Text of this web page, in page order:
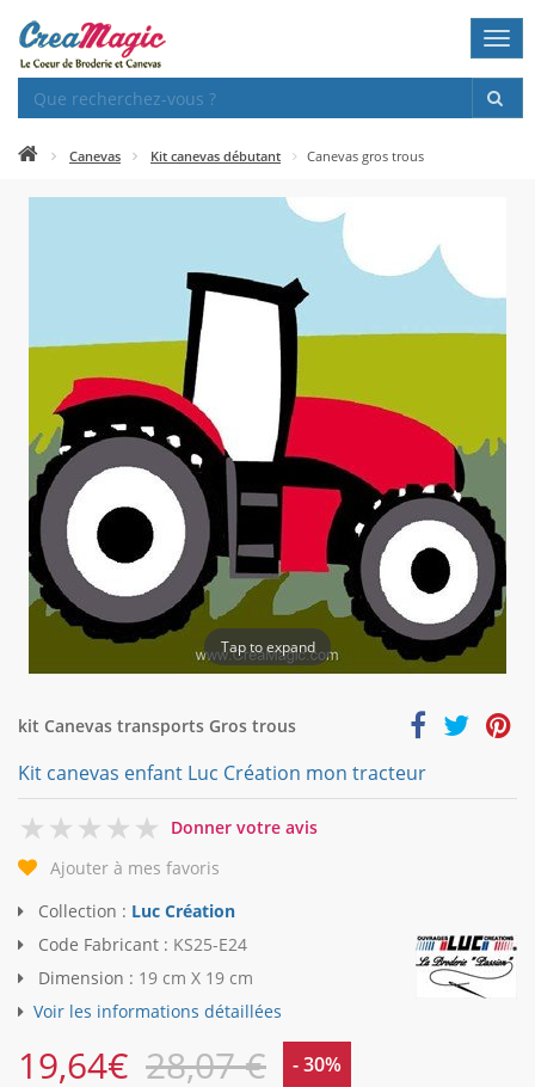
Canevas Kit canevas débutant Canevas gros trous
Tap to expand
kit Canevas transports Gros trous
Kit canevas enfant Luc Création mon tracteur
0
Donner votre avis
Ajouter à mes favoris
Collection : Luc Création
Code Fabricant : KS25-E24
Dimension : 19 cm X 19 cm
Voir les informations détaillées
19,64€ 28,07 € - 30%